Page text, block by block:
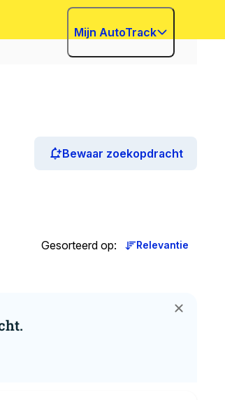
Mijn AutoTrack
Bewaar zoekopdracht
Gesorteerd op: Relevantie